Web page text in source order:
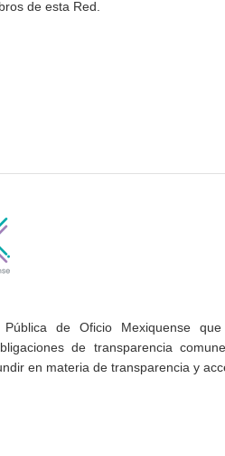
de esta Red.
Pública de Oficio Mexiquense
de transparencia
en materia de transparencia y